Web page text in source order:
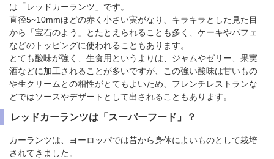
は「レッドカーランツ」です。
直径5~10mmほどの赤く小さい実がなり、キラキラとした見た目
から「宝石のよう」とたとえられることも多く、ケーキやパフェ
などのトッピングに使われることもあります。
とても酸味が強く、生食用というよりは、ジャムやゼリー、果実
酒などに加工されることが多いですが、この強い酸味は甘いもの
や生クリームとの相性がとてもよいため、フレンチレストランな
どではソースやデザートとして出されることもあります。
レッドカーランツは「スーパーフード」？
カーランツは、ヨーロッパでは昔から身体によいものとして栽培
されてきました。